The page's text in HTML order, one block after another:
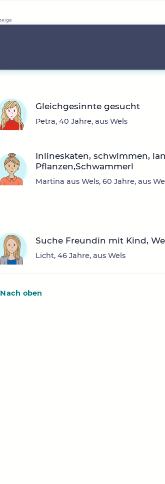
Gleichgesinnte gesucht
Petra, 40 Jahre, aus Wels
Inlineskaten, schwimmen,
Pflanzen,Schwammerl
Martina aus Wels, 60 Jahre, aus
Suche Freundin mit Kind,
Licht, 46 Jahre, aus Wels
Nach oben